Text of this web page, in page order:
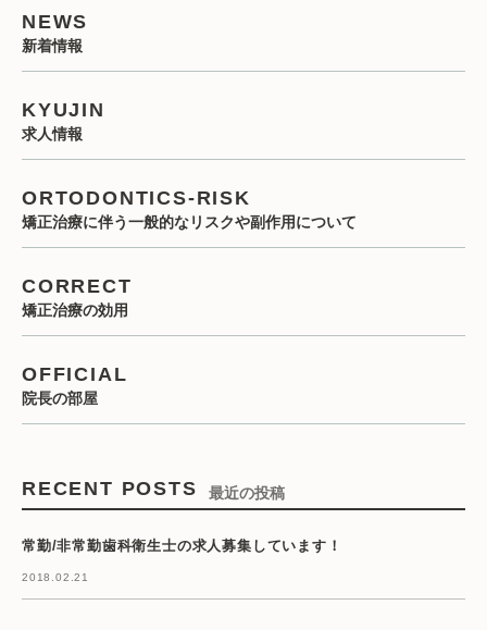
NEWS
新着情報
KYUJIN
求人情報
ORTODONTICS-RISK
矯正治療に伴う一般的なリスクや副作用について
CORRECT
矯正治療の効用
OFFICIAL
院長の部屋
RECENT POSTS 最近の投稿
常勤/非常勤歯科衛生士の求人募集しています！
2018.02.21